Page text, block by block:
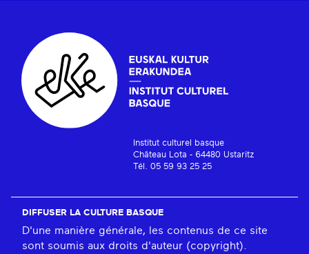
Institut culturel basque
Château Lota - 64480 Ustaritz
Tél. 05 59 93 25 25
DIFFUSER LA CULTURE BASQUE
D'une manière générale, les contenus de ce site
sont soumis aux droits d'auteur (copyright).